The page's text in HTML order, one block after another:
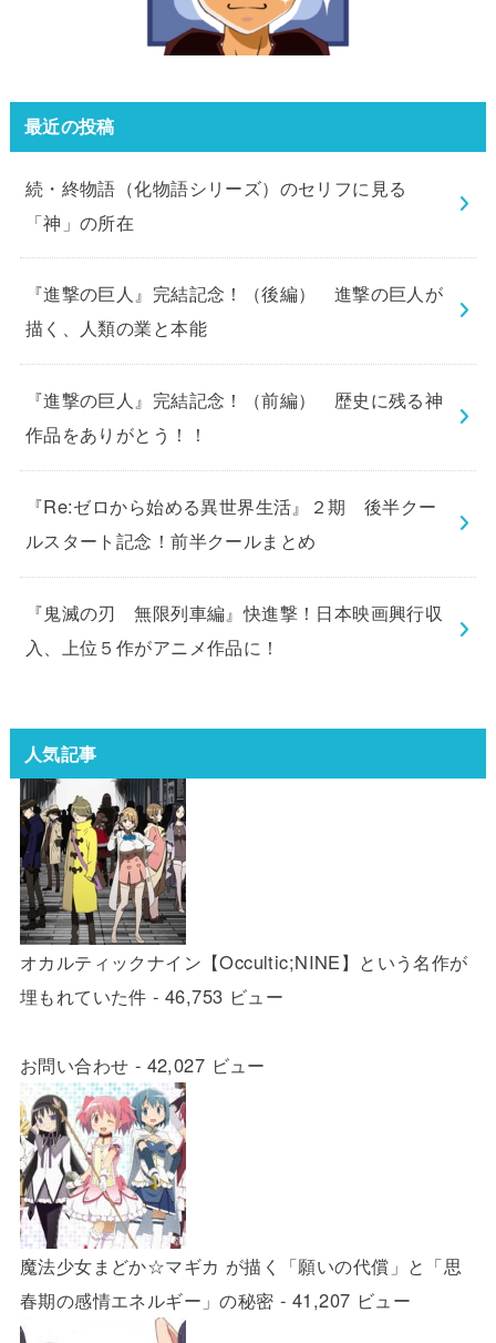
最近の投稿
続・終物語（化物語シリーズ）のセリフに見る
「神」の所在
『進撃の巨人』完結記念！（後編） 進撃の巨人が
描く、人類の業と本能
『進撃の巨人』完結記念！（前編） 歴史に残る神
作品をありがとう！！
『Re:ゼロから始める異世界生活』２期 後半クー
ルスタート記念！前半クールまとめ
『鬼滅の刃 無限列車編』快進撃！日本映画興行収
入、上位５作がアニメ作品に！
人気記事
オカルティックナイン【Occultic;NINE】という名作が
埋もれていた件 - 46,753 ビュー
お問い合わせ - 42,027 ビュー
魔法少女まどか☆マギカ が描く「願いの代償」と「思
春期の感情エネルギー」の秘密 - 41,207 ビュー